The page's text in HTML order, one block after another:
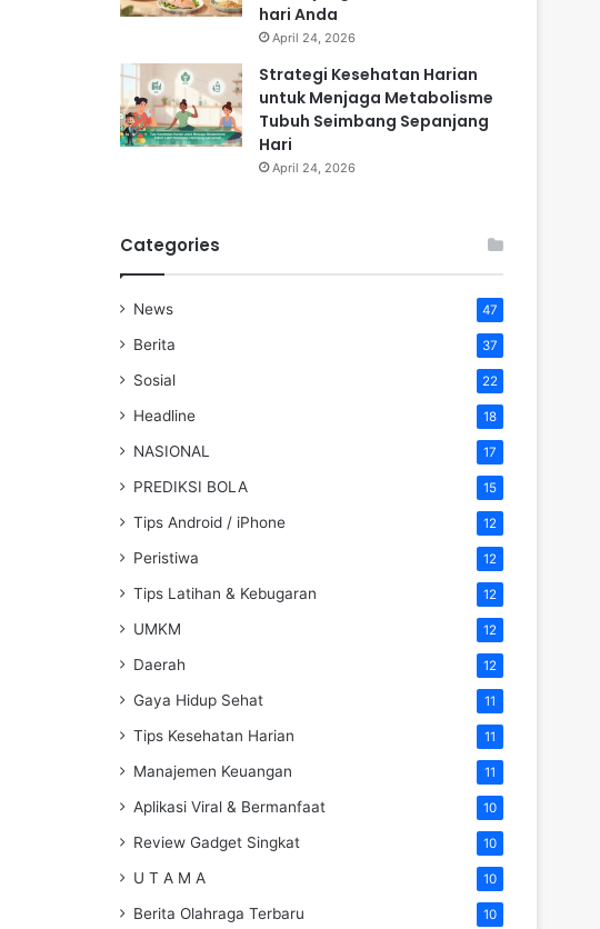
hari Anda
April 24, 2026
Strategi Kesehatan Harian
untuk Menjaga Metabolisme
Tubuh Seimbang Sepanjang
Hari
April 24, 2026
Categories
News 47
Berita 37
Sosial 22
Headline 18
NASIONAL 17
PREDIKSI BOLA 15
Tips Android / iPhone 12
Peristiwa 12
Tips Latihan & Kebugaran 12
UMKM 12
Daerah 12
Gaya Hidup Sehat 11
Tips Kesehatan Harian 11
Manajemen Keuangan 11
Aplikasi Viral & Bermanfaat 10
Review Gadget Singkat 10
U T A M A 10
Berita Olahraga Terbaru 10